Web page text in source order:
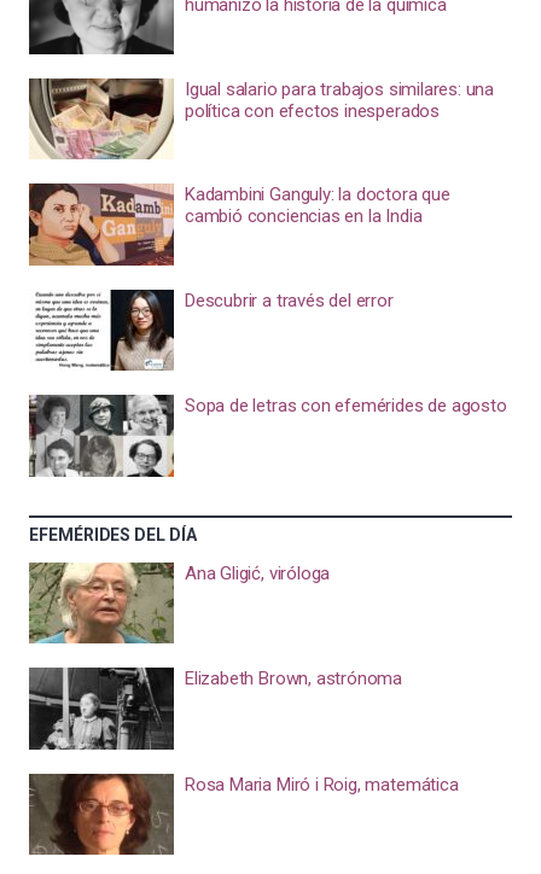
humanizó la historia de la química
Igual salario para trabajos similares: una
política con efectos inesperados
Kadambini Ganguly: la doctora que
cambió conciencias en la India
Descubrir a través del error
Sopa de letras con efemérides de agosto
EFEMÉRIDES DEL DÍA
Ana Gligić, viróloga
Elizabeth Brown, astrónoma
Rosa Maria Miró i Roig, matemática